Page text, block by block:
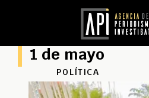
1 de mayo
POLÍTICA